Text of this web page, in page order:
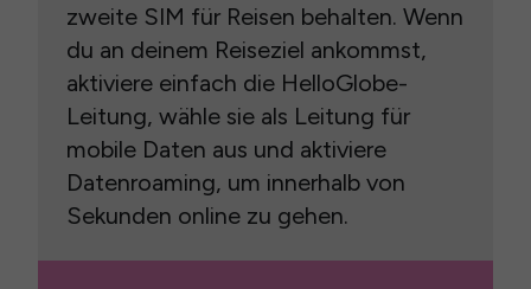
zweite SIM für Reisen behalten. Wenn
du an deinem Reiseziel ankommst,
aktiviere einfach die HelloGlobe-
Leitung, wähle sie als Leitung für
mobile Daten aus und aktiviere
Datenroaming, um innerhalb von
Sekunden online zu gehen.